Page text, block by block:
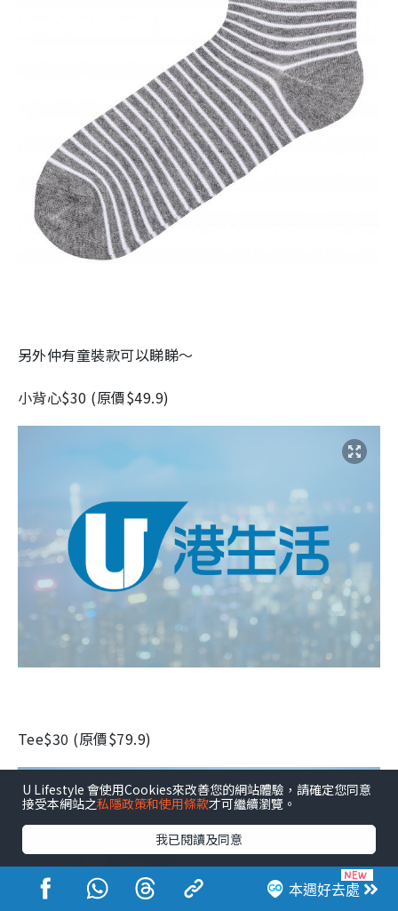
另外仲有童裝款可以睇睇～
小背心$30 (原價$49.9)
Tee$30 (原價$79.9)
本週好去處
U Lifestyle 會使用Cookies來改善您的網站體驗，請確定您同意
接受本網站之私隱政策和使用條款才可繼續瀏覽。
我已閱讀及同意